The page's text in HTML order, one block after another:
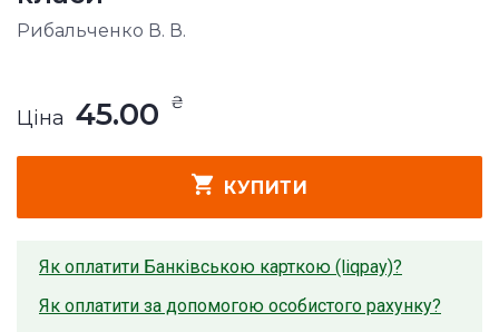
Рибальченко В. В.
Ціна 45.00 ₴
КУПИТИ
Як оплатити Банківською карткою (liqpay)?
Як оплатити за допомогою особистого рахунку?